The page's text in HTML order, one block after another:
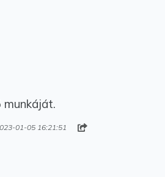
munkáját.
01-05 16:21:51